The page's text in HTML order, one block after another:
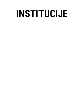
INSTITUCIJE